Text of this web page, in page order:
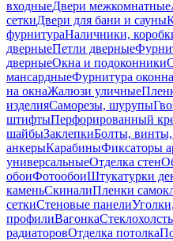
входныеДвери межкомнатные
сеткиДвери для бани и сауны
фурнитураНаличники,
дверныеПетли дверные
дверныеОкна и подоконники
мансардныеФурнитура
на окнаЖалюзи уличные
изделияСаморезы, шурупы
штифтыПерфорированный
шайбыЗаклепкиБолты,
анкерыКарабиныФиксаторы
универсальныеОтделка стен
обоиФотообоиШтукатурки
каменьСкиналиПленки
сеткиСтеновые панели
профилиВагонка
радиаторовОтделка потолка